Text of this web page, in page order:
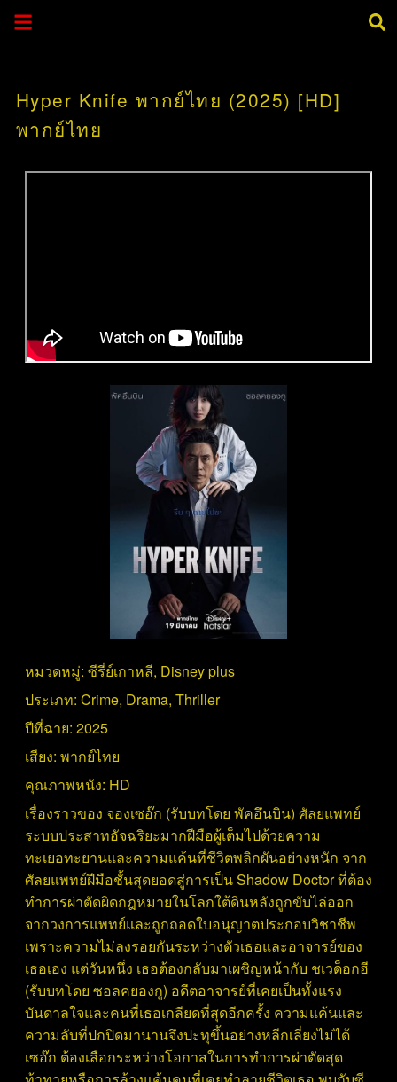
Hyper Knife พากย์ไทย (2025) [HD]
พากย์ไทย
หมวดหมู่: ซีรี่ย์เกาหลี, Disney plus
ประเภท: Crime, Drama, Thriller
ปีที่ฉาย: 2025
เสียง: พากย์ไทย
คุณภาพหนัง: HD
เรื่องราวของ จองเซอ๊ก (รับบทโดย พัคอึนบิน) ศัลยแพทย์
ระบบประสาทอัจฉริยะมากฝีมือผู้เต็มไปด้วยความ
ทะเยอทะยานและความแค้นที่ชีวิตพลิกผันอย่างหนัก จาก
ศัลยแพทย์ฝีมือชั้นสุดยอดสู่การเป็น Shadow Doctor ที่ต้อง
ทำการผ่าตัดผิดกฎหมายในโลกใต้ดินหลังถูกขับไล่ออก
จากวงการแพทย์และถูกถอดใบอนุญาตประกอบวิชาชีพ
เพราะความไม่ลงรอยกันระหว่างตัวเธอและอาจารย์ของ
เธอเอง แต่วันหนึ่ง เธอต้องกลับมาเผชิญหน้ากับ ชเวด็อกฮี
(รับบทโดย ซอลคยองกู) อดีตอาจารย์ที่เคยเป็นทั้งแรง
บันดาลใจและคนที่เธอเกลียดที่สุดอีกครั้ง ความแค้นและ
ความลับที่ปกปิดมานานจึงปะทุขึ้นอย่างหลีกเลี่ยงไม่ได้
เซอ๊ก ต้องเลือกระหว่างโอกาสในการทำการผ่าตัดสุด